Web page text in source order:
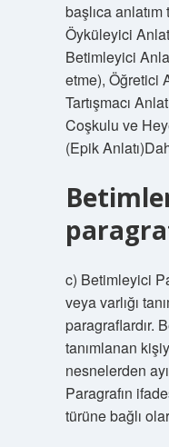
başlıca
Öyküleyici
Betimleyici
etme), Öğretici
Tartışmacı
Coşkulu ve
(Epik
c) Betimleyici
veya varlığı
paragraflardır.
tanımlanan
nesnelerden
Paragrafın
türüne bağlı